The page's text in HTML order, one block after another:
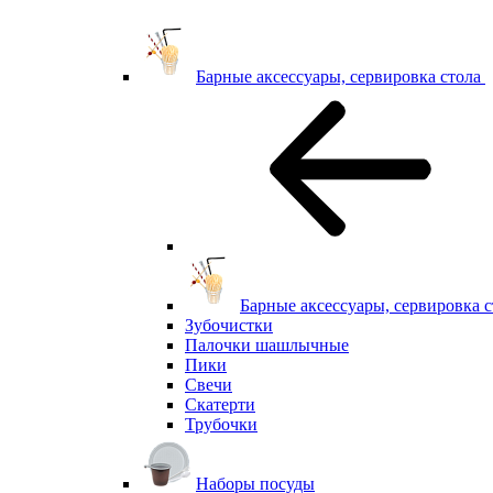
Барные аксессуары, сервировка стола
Барные аксессуары, сервировка
Зубочистки
Палочки шашлычные
Пики
Свечи
Скатерти
Трубочки
Наборы посуды